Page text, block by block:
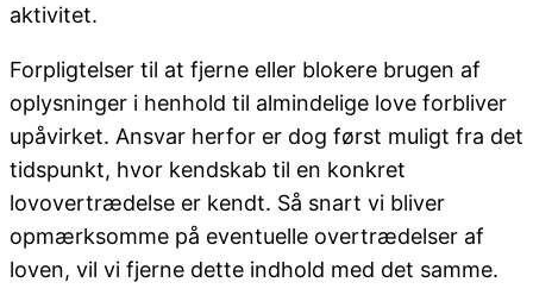
aktivitet.
Forpligtelser til at fjerne eller blokere brugen af ​​
oplysninger i henhold til almindelige love forbliver
upåvirket. Ansvar herfor er dog først muligt fra det
tidspunkt, hvor kendskab til en konkret
lovovertrædelse er kendt. Så snart vi bliver
opmærksomme på eventuelle overtrædelser af
loven, vil vi fjerne dette indhold med det samme.